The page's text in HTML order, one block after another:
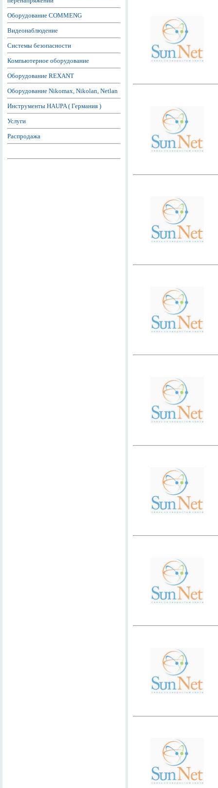
Оборудование COMMENG
Видеонаблюдение
Системы безопасности
Компьютерное оборудование
Оборудование REXANT
Оборудование Nikomax, Nikolan, Netlan
Инструменты HAUPA ( Германия )
Услуги
Распродажа